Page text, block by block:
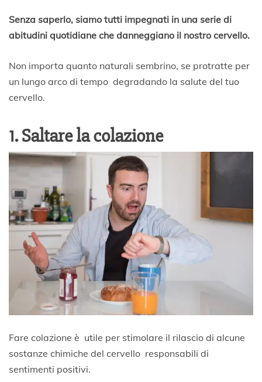
2
a
g
o
2
0
Senza saperlo, siamo tutti impegnati in una serie di
abitudini quotidiane che danneggiano il nostro cervello.
Non importa quanto naturali sembrino, se protratte per
un lungo arco di tempo degradando la salute del tuo
cervello.
1. Saltare la colazione
Fare colazione è utile per stimolare il rilascio di alcune
sostanze chimiche del cervello responsabili di
sentimenti positivi.